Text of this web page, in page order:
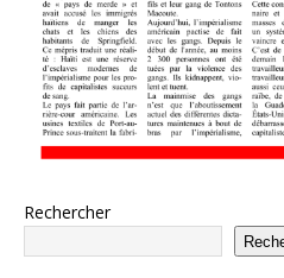
Rechercher